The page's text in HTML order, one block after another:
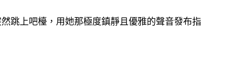
跳上吧檯，用她那極度鎮靜且優雅的聲音發布指